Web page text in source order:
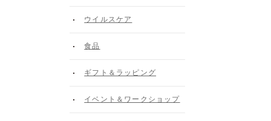
ウイルスケア
食品
ギフト＆ラッピング
イベント＆ワークショップ